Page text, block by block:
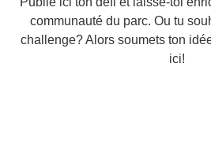
communauté du parc. Ou tu
challenge? Alors soumets ton
ici!